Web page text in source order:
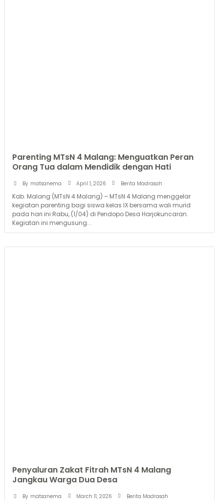
Parenting MTsN 4 Malang: Menguatkan Peran
Orang Tua dalam Mendidik dengan Hati
By matsanema April 1, 2026 Berita Madrasah
Kab. Malang (MTsN 4 Malang) – MTsN 4 Malang menggelar
kegiatan parenting bagi siswa kelas IX bersama wali murid
pada hari ini Rabu, (1/04) di Pendopo Desa Harjokuncaran.
Kegiatan ini mengusung...
Penyaluran Zakat Fitrah MTsN 4 Malang
Jangkau Warga Dua Desa
By matsanema March 11, 2026 Berita Madrasah